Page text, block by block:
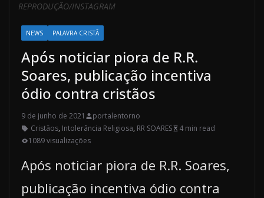
REPRODUÇÃO/INSTAGRAM
NEWS PALAVRA CRISTÃ
Após noticiar piora de R.R.
Soares, publicação incentiva
ódio contra cristãos
9 de junho de 2021
portalentorno
Cristãos, Intolerância Religiosa, RR SOARES
4 min read
1089 visualizações
Após noticiar piora de R.R. Soares,
publicação incentiva ódio contra